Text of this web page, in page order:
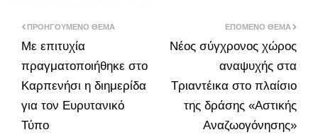
ΕΠΌΜΕΝΟ ΘΈΜΑ
Νέος σύγχρονος χώρος
αναψυχής στα
Τριαντέικα στο πλαίσιο
της δράσης «Αστικής
Αναζωογόνησης»
ΠΡΟΗΓΟΎΜΕΝΟ ΘΈΜΑ
Με επιτυχία
πραγματοποιήθηκε στο
Καρπενήσι η διημερίδα
για τον Ευρυτανικό
Τύπο